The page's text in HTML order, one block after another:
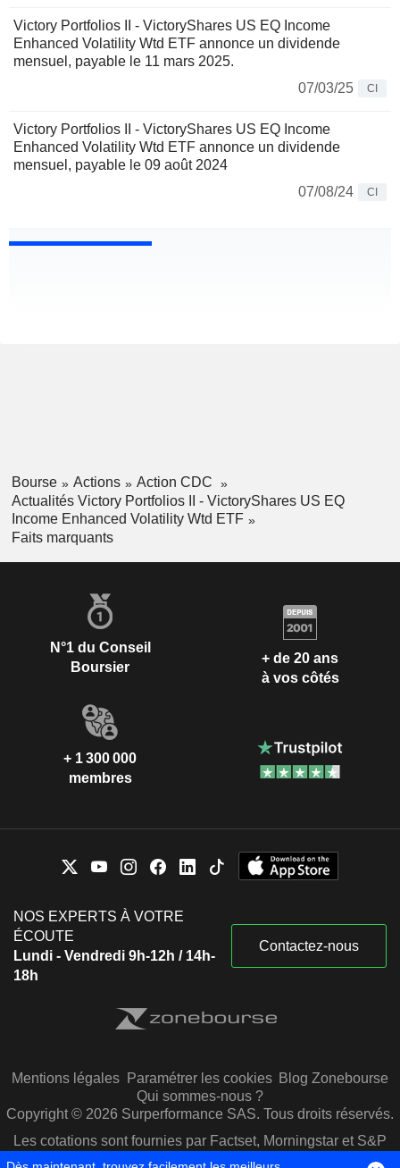
Victory Portfolios II - VictoryShares US EQ Income
Enhanced Volatility Wtd ETF annonce un dividende
mensuel, payable le 11 mars 2025.
07/03/25
CI
Victory Portfolios II - VictoryShares US EQ Income
Enhanced Volatility Wtd ETF annonce un dividende
mensuel, payable le 09 août 2024
07/08/24
CI
Bourse Actions
Action CDC
Actualités Victory Portfolios II - VictoryShares US EQ
Income Enhanced Volatility Wtd ETF
Faits marquants
N°1 du Conseil
Boursier
+ de 20 ans
à vos côtés
+ 1 300 000
membres
NOS EXPERTS À VOTRE
ÉCOUTE
Lundi - Vendredi 9h-12h / 14h-
18h
Contactez-nous
Mentions légales Paramétrer les cookies Blog Zonebourse
Qui sommes-nous ?
Copyright © 2026 Surperformance SAS. Tous droits réservés.
Les cotations sont fournies par Factset, Morningstar et S&P
Capital IQ